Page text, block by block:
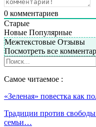
0 комментариев
Старые
Новые Популярные
Межтекстовые Отзывы
Посмотреть все
Самое читаемое :
«Зеленая» повестка как
Традиции против
семьи…